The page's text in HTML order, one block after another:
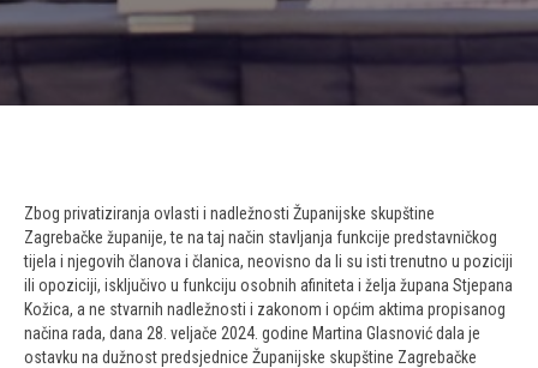
Zbog privatiziranja ovlasti i nadležnosti Županijske skupštine
Zagrebačke županije, te na taj način stavljanja funkcije predstavničkog
tijela i njegovih članova i članica, neovisno da li su isti trenutno u poziciji
ili opoziciji, isključivo u funkciju osobnih afiniteta i želja župana Stjepana
Kožica, a ne stvarnih nadležnosti i zakonom i općim aktima propisanog
načina rada, dana 28. veljače 2024. godine Martina Glasnović dala je
ostavku na dužnost predsjednice Županijske skupštine Zagrebačke